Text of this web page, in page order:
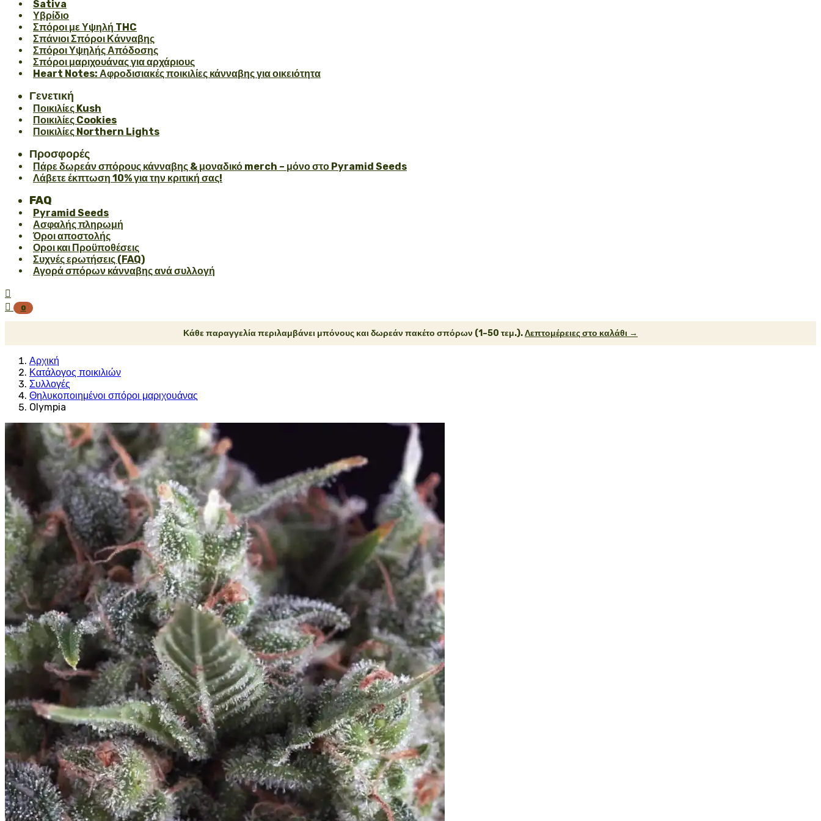
Sativa
Υβρίδιο
Σπόροι με Υψηλή THC
Σπάνιοι Σπόροι Κάνναβης
Σπόροι Υψηλής Απόδοσης
Σπόροι μαριχουάνας για αρχάριους
Heart Notes: Αφροδισιακές ποικιλίες κάνναβης για οικειότητα
Γενετική
Ποικιλίες Kush
Ποικιλίες Cookies
Ποικιλίες Northern Lights
Προσφορές
Πάρε δωρεάν σπόρους κάνναβης & μοναδικό merch – μόνο στο Pyramid Seeds
Λάβετε έκπτωση 10% για την κριτική σας!
FAQ
Pyramid Seeds
Ασφαλής πληρωμή
Όροι αποστολής
Οροι και Προϋποθέσεις
Συχνές ερωτήσεις (FAQ)
Αγορά σπόρων κάνναβης ανά συλλογή


0
Κάθε παραγγελία περιλαμβάνει μπόνους και δωρεάν πακέτο σπόρων (1–50 τεμ.).Λεπτομέρειες στο καλάθι →
Αρχική
Κατάλογος ποικιλιών
Συλλογές
Θηλυκοποιημένοι σπόροι μαριχουάνας
Olympia